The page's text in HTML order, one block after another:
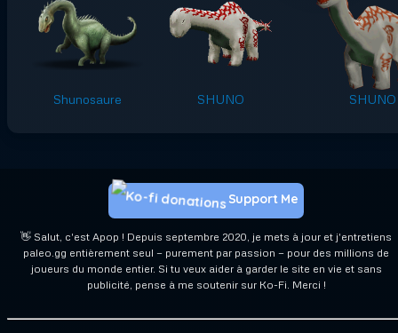
Shunosaure SHUNO SHUNO
👋 Salut, c'est Apop ! Depuis septembre 2020, je mets à jour et j'entretiens
paleo.gg entièrement seul — purement par passion — pour des millions de
joueurs du monde entier. Si tu veux aider à garder le site en vie et sans
publicité, pense à me soutenir sur Ko-Fi. Merci !
Support Me